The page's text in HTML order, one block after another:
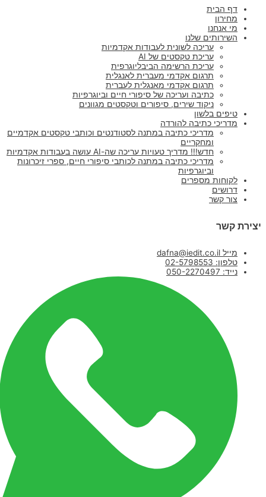
דף הבית
מחירון
מי אנחנו
השירותים שלנו
עריכה לשונית לעבודות אקדמיות
עריכת טקסטים של AI
עריכת הרשימה הביבליוגרפית
תרגום אקדמי מעברית לאנגלית
תרגום אקדמי מאנגלית לעברית
כתיבה ועריכה של סיפורי חיים וביוגרפיות
ניקוד שירים, סיפורים וטקסטים מגוונים
טיפים בלשון
מדריכי כתיבה להורדה
מדריכי כתיבה במתנה לסטודנטים וכותבי טקסטים אקדמיים
ומחקריים
חדש!!! מדריך טעויות עריכה שה-AI עושה בעבודות אקדמיות
מדריכי כתיבה במתנה לכותבי סיפורי חיים, ספרי זיכרונות
וביוגרפיות
לקוחות מספרים
דרושים
צור קשר
יצירת קשר
מייל dafna@iedit.co.il
טלפון: 02-5798553
נייד: 050-2270497